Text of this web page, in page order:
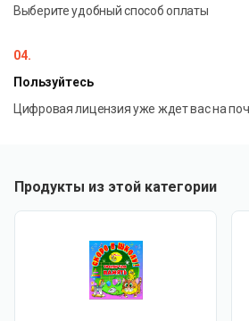
Выберите удобный способ оплаты
04.
Пользуйтесь
Цифровая лицензия уже ждет вас на
Продукты из этой категории